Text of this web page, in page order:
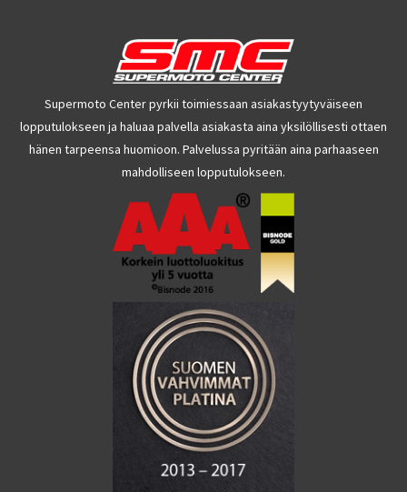
Supermoto Center pyrkii toimiessaan asiakastyytyväiseen
lopputulokseen ja haluaa palvella asiakasta aina yksilöllisesti ottaen
hänen tarpeensa huomioon. Palvelussa pyritään aina parhaaseen
mahdolliseen lopputulokseen.